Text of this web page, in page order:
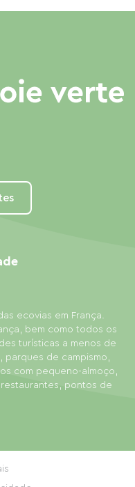
ecovias em França.
bem como todos os
turísticas a menos de
parques de campismo,
com pequeno-almoço,
pontos de